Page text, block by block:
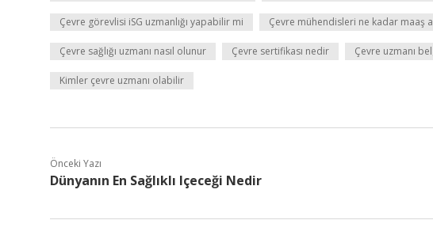
Çevre görevlisi iSG uzmanlığı yapabilir mi Çevre mühendisleri ne kadar maaş
Çevre sağlığı uzmanı nasıl olunur Çevre sertifikası nedir Çevre uzmanı
Kimler çevre uzmanı olabilir
Önceki Yazı
Dünyanın En Sağlıklı Içeceği Nedir